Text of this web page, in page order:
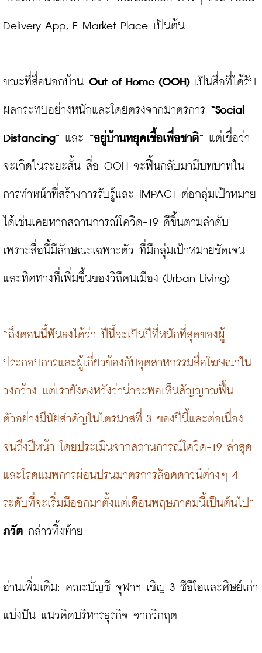
Delivery App, E-Market Place เป็นต้น
ขณะที่สื่อนอกบ้าน Out of Home (OOH) เป็นสื่อที่ได้รับ
ผลกระทบอย่างหนักและโดยตรงจากมาตรการ “Social
Distancing” และ “อยู่บ้านหยุดเชื้อเพื่อชาติ” แต่เชื่อว่า
จะเกิดในระยะสั้น สื่อ OOH จะฟื้นกลับมามีบทบาทใน
การทำหน้าที่สร้างการรับรู้และ IMPACT ต่อกลุ่มเป้าหมาย
ได้เช่นเคยหากสถานการณ์โควิด-19 ดีขึ้นตามลำดับ
เพราะสื่อนี้มีลักษณะเฉพาะตัว ที่มีกลุ่มเป้าหมายชัดเจน
และทิศทางที่เพิ่มขึ้นของวิถีคนเมือง (Urban Living)
“ถึงตอนนี้ฟันธงได้ว่า ปีนี้จะเป็นปีที่หนักที่สุดของผู้
ประกอบการและผู้เกี่ยวข้องกับอุตสาหกรรมสื่อโฆษณาใน
วงกว้าง แต่เรายังคงหวังว่าน่าจะพอเห็นสัญญาณฟื้น
ตัวอย่างมีนัยสำคัญในไตรมาสที่ 3 ของปีนี้และต่อเนื่อง
จนถึงปีหน้า โดยประเมินจากสถานการณ์โควิด-19 ล่าสุด
และโรดแมพการผ่อนปรนมาตรการล็อคดาวน์ต่างๆ 4
ระดับที่จะเริ่มมีออกมาตั้งแต่เดือนพฤษภาคมนี้เป็นต้นไป”
ภวัต กล่าวทิ้งท้าย
อ่านเพิ่มเติม: คณะบัญชี จุฬาฯ เชิญ 3 ซีอีโอและศิษย์เก่า
แบ่งปัน แนวคิดบริหารธุรกิจ จากวิกฤต